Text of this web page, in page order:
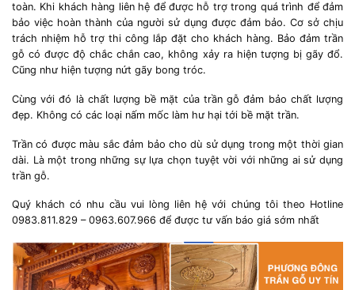
toàn. Khi khách hàng liên hệ để được hỗ trợ trong quá trình để đảm
bảo việc hoàn thành của người sử dụng được đảm bảo. Cơ sở chịu
trách nhiệm hỗ trợ thi công lắp đặt cho khách hàng. Bảo đảm trần
gỗ có được độ chắc chắn cao, không xảy ra hiện tượng bị gãy đổ.
Cũng như hiện tượng nứt gãy bong tróc.
Cùng với đó là chất lượng bề mặt của trần gỗ đảm bảo chất lượng
đẹp. Không có các loại nấm mốc làm hư hại tới bề mặt trần.
Trần có được màu sắc đảm bảo cho dù sử dụng trong một thời gian
dài. Là một trong những sự lựa chọn tuyệt vời với những ai sử dụng
trần gỗ.
Quý khách có nhu cầu vui lòng liên hệ với chúng tôi theo Hotline
0983.811.829 – 0963.607.966 để được tư vấn báo giá sớm nhất